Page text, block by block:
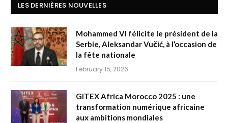
LES DERNIÈRES NOUVELLES
Mohammed VI félicite le président de la
Serbie, Aleksandar Vučić, à l’occasion de
la fête nationale
February 15, 2026
GITEX Africa Morocco 2025 : une
transformation numérique africaine
aux ambitions mondiales